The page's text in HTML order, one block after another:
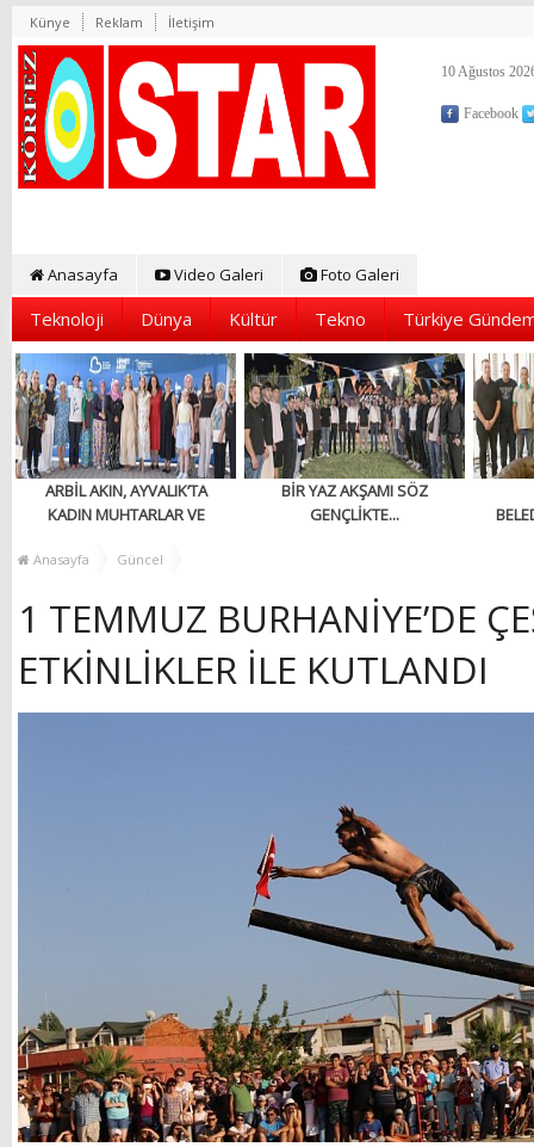
Künye Reklam İletişim
10 Ağustos
Facebook
Anasayfa Video Galeri Foto Galeri
Teknoloji Dünya Kültür Tekno Türkiye
ARBİL AKIN, AYVALIK’TA
KADIN MUHTARLAR VE
BULUŞTU
BİR YAZ AKŞAMI SÖZ
GENÇLİKTE...
Anasayfa Güncel
1 TEMMUZ BURHANİYE’DE
ETKİNLİKLER İLE KUTLANDI